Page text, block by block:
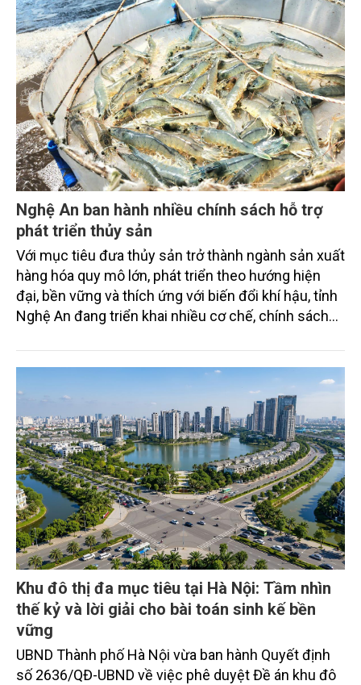
Nghệ An ban hành nhiều chính sách hỗ trợ
phát triển thủy sản
Với mục tiêu đưa thủy sản trở thành ngành sản xuất
hàng hóa quy mô lớn, phát triển theo hướng hiện
đại, bền vững và thích ứng với biến đổi khí hậu, tỉnh
Nghệ An đang triển khai nhiều cơ chế, chính sách
triển lĩnh vực này.
Khu đô thị đa mục tiêu tại Hà Nội: Tầm nhìn
thế kỷ và lời giải cho bài toán sinh kế bền
vững
UBND Thành phố Hà Nội vừa ban hành Quyết định
số 2636/QĐ-UBND về việc phê duyệt Đề án khu đô